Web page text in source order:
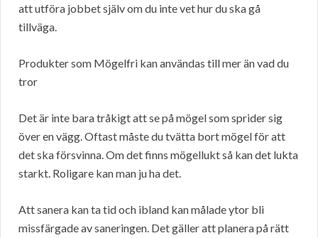
att utföra jobbet själv om du inte vet hur du ska gå
tillväga.
Produkter som Mögelfri kan användas till mer än vad du
tror
Det är inte bara tråkigt att se på mögel som sprider sig
över en vägg. Oftast måste du tvätta bort mögel för att
det ska försvinna. Om det finns mögellukt så kan det lukta
starkt. Roligare kan man ju ha det.
Att sanera kan ta tid och ibland kan målade ytor bli
missfärgade av saneringen. Det gäller att planera på rätt